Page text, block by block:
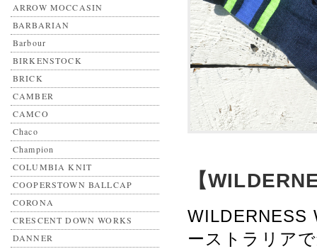
ARROW MOCCASIN
BARBARIAN
Barbour
BIRKENSTOCK
BRICK
CAMBER
CAMCO
Chaco
Champion
COLUMBIA KNIT
COOPERSTOWN BALLCAP
CORONA
CRESCENT DOWN WORKS
DANNER
【
WILDERNESS
ーストラリア